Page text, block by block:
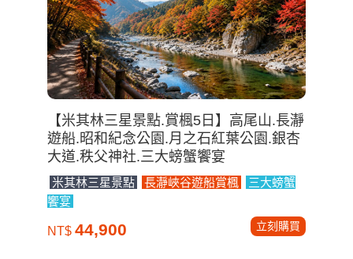
【米其林三星景點.賞楓5日】高尾山.長瀞
遊船.昭和紀念公園.月之石紅葉公園.銀杏
大道.秩父神社.三大螃蟹饗宴
米其林三星景點 長瀞峽谷遊船賞楓
三大螃蟹
饗宴
NT$ 44,900 立刻購買